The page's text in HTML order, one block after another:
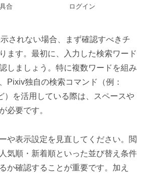
合
ログイン
されない場合、まず確認すべきチ
ます。最初に、入力した検索ワード
しましょう。特に複数ワードを組み
Pixiv独自の検索コマンド（例：
）を活用している際は、スペースや
必要です。
や表示設定を見直してください。閲
気順・新着順といった並び替え条件
か確認することが重要です。加え